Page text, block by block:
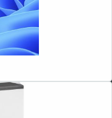
64 bit